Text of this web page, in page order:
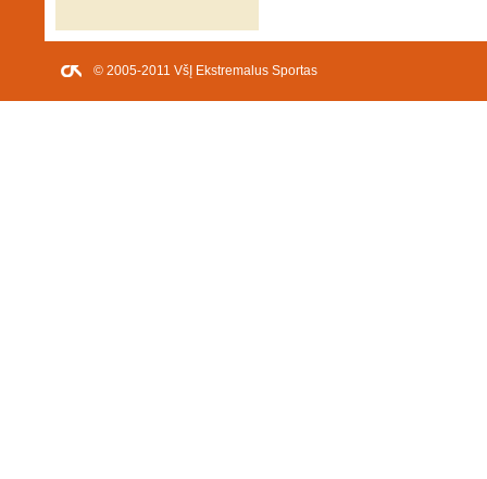
© 2005-2011 VšĮ Ekstremalus Sportas